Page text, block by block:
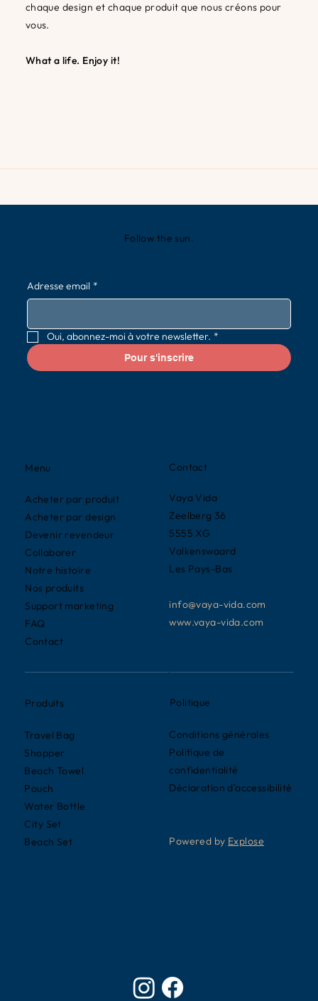
chaque design et chaque produit que nous créons pour
vous.
What a life. Enjoy it!
Contact
Vaya Vida
Zeelberg 36
5555 XG
Valkenswaard
Les Pays-Bas
info@vaya-vida.com
www.vaya-vida.com
Menu
Acheter par produit
Acheter par design
Devenir revendeur
Collaborer
Notre histoire
Nos produits
Support marketing
FAQ
Contact
Produits
Travel Bag
Shopper
Beach Towel
Pouch
Water Bottle
City Set
Beach Set
Politique
Conditions générales
Politique de
confidentialité
Déclaration d'accessibilité
Powered by Explose
Follow the sun.
Adresse email *
Oui, abonnez-moi à votre newsletter. *
Pour s'inscrire